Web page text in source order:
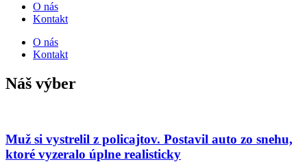
O nás
Kontakt
O nás
Kontakt
Náš výber
Muž si vystrelil z policajtov. Postavil auto zo snehu,
ktoré vyzeralo úplne realisticky